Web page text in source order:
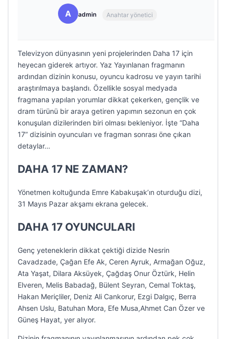
A admin Anahtar yönetici
Televizyon dünyasının yeni projelerinden Daha 17 için
heyecan giderek artıyor. Yaz Yayınlanan fragmanın
ardından dizinin konusu, oyuncu kadrosu ve yayın tarihi
araştırılmaya başlandı. Özellikle sosyal medyada
fragmana yapılan yorumlar dikkat çekerken, gençlik ve
dram türünü bir araya getiren yapımın sezonun en çok
konuşulan dizilerinden biri olması bekleniyor. İşte “Daha
17” dizisinin oyuncuları ve fragman sonrası öne çıkan
detaylar…
DAHA 17 NE ZAMAN?
Yönetmen koltuğunda Emre Kabakuşak’ın oturduğu dizi,
31 Mayıs Pazar akşamı ekrana gelecek.
DAHA 17 OYUNCULARI
Genç yeteneklerin dikkat çektiği dizide Nesrin
Cavadzade, Çağan Efe Ak, Ceren Ayruk, Armağan Oğuz,
Ata Yaşat, Dilara Aksüyek, Çağdaş Onur Öztürk, Helin
Elveren, Melis Babadağ, Bülent Seyran, Cemal Toktaş,
Hakan Meriçliler, Deniz Ali Cankorur, Ezgi Dalgıç, Berra
Ahsen Uslu, Batuhan Mora, Efe Musa,Ahmet Can Özer ve
Güneş Hayat, yer alıyor.